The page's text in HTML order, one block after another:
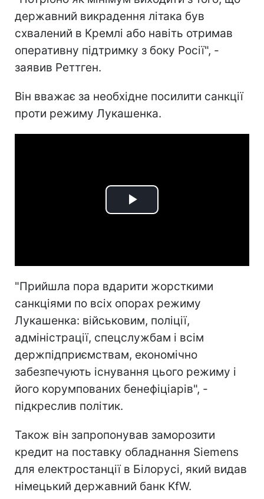
державний викрадення літака був
схвалений в Кремлі або навіть отримав
оперативну підтримку з боку Росії", -
заявив Реттген.
Він вважає за необхідне посилити санкції
проти режиму Лукашенка.
Play
"Прийшла пора вдарити жорсткими
санкціями по всіх опорах режиму
Лукашенка: військовим, поліції,
адміністрації, спецслужбам і всім
держпідприємствам, економічно
забезпечують існування цього режиму і
його корумпованих бенефіціарів", -
підкреслив політик.
Також він запропонував заморозити
кредит на поставку обладнання Siemens
для електростанції в Білорусі, який видав
німецький державний банк KfW.